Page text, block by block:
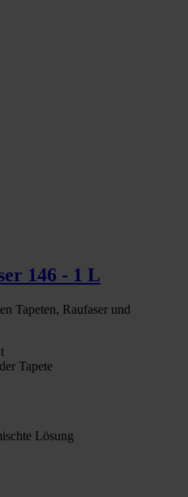
146 - 1 L
Tapeten, Raufaser und
Tapete
Lösung